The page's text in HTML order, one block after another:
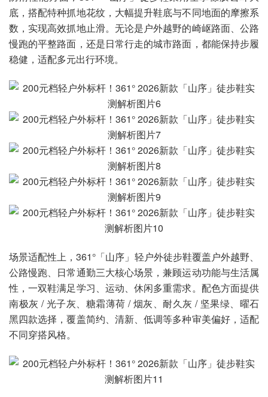
底，搭配特种抓地花纹，大幅提升鞋底与不同地面的摩擦系
数，实现高效抓地止滑。无论是户外越野的崎岖路面、公路
慢跑的平整路面，还是日常行走的城市路面，都能保持步履
稳健，适配多元出行环境。
场景适配性上，361°「山序」轻户外徒步鞋覆盖户外越野、
公路慢跑、日常通勤三大核心场景，兼顾运动功能与生活属
性，一双鞋满足学习、运动、休闲多重需求。配色方面提供
南极灰 / 光子灰、糖霜薄荷 / 烟灰、耐久灰 / 坚果绿、曜石
黑四款选择，覆盖简约、清新、低调等多种审美偏好，适配
不同穿搭风格。